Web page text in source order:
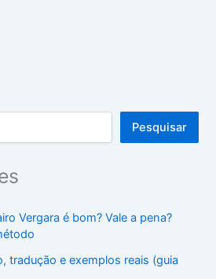
Pesquisar
Vergara é bom? Vale a pena?
tradução e exemplos reais (guia